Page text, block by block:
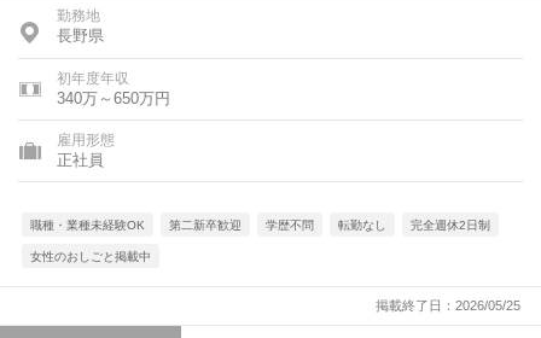
勤務地
長野県
初年度年収
340万～650万円
雇用形態
正社員
職種・業種未経験OK 第二新卒歓迎 学歴不問 転勤なし 完全週休2日制
女性のおしごと掲載中
掲載終了日：2026/05/25